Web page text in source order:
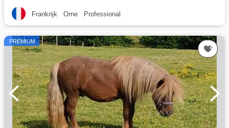
Frankrijk Orne Professional
PREMIUM